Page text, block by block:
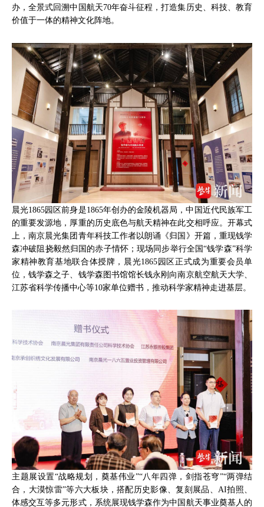
办，全景式回溯中国航天70年奋斗征程，打造集历史、科技、教育
价值于一体的精神文化阵地。
晨光1865园区前身是1865年创办的金陵机器局，中国近代民族军工
的重要发源地，厚重的历史底色与航天精神在此交相呼应。开幕式
上，南京晨光集团青年科技工作者以朗诵《归国》开篇，重现钱学
森冲破阻挠毅然归国的赤子情怀；现场同步举行全国“钱学森”科学
家精神教育基地联合体授牌，晨光1865园区正式成为重要会员单
位，钱学森之子、钱学森图书馆馆长钱永刚向南京航空航天大学、
江苏省科学传播中心等10家单位赠书，推动科学家精神走进基层。
主题展设置“战略规划，奠基伟业”“八年四弹，剑指苍穹”“两弹结
合，大漠惊雷”等六大板块，搭配历史影像、复刻展品、AI拍照、
体感交互等多元形式，系统展现钱学森作为中国航天事业奠基人的